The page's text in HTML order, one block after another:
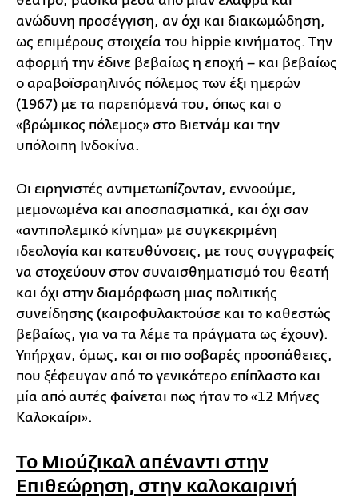
ανώδυνη προσέγγιση, αν όχι και διακωμώδηση,
ως επιμέρους στοιχεία του hippie κινήματος. Την
αφορμή την έδινε βεβαίως η εποχή – και βεβαίως
ο αραβοϊσραηλινός πόλεμος των έξι ημερών
(1967) με τα παρεπόμενά του, όπως και ο
«βρώμικος πόλεμος» στο Βιετνάμ και την
υπόλοιπη Ινδοκίνα.
Οι ειρηνιστές αντιμετωπίζονταν, εννοούμε,
μεμονωμένα και αποσπασματικά, και όχι σαν
«αντιπολεμικό κίνημα» με συγκεκριμένη
ιδεολογία και κατευθύνσεις, με τους συγγραφείς
να στοχεύουν στον συναισθηματισμό του θεατή
και όχι στην διαμόρφωση μιας πολιτικής
συνείδησης (καιροφυλακτούσε και το καθεστώς
βεβαίως, για να τα λέμε τα πράγματα ως έχουν).
Υπήρχαν, όμως, και οι πιο σοβαρές προσπάθειες,
που ξέφευγαν από το γενικότερο επίπλαστο και
μία από αυτές φαίνεται πως ήταν το «12 Μήνες
Καλοκαίρι».
Το Μιούζικαλ απέναντι στην
Επιθεώρηση, στην καλοκαιρινή